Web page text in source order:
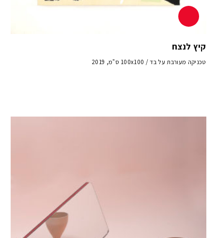
קיץ לנצח
טכניקה מעורבת על בד / 100x100 ס"מ, 2019